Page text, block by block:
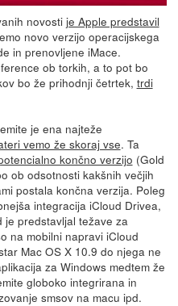
novosti je Apple predstavil
novo verzijo operacijskega
in prenovljene iMace.
ob torkih, a to pot bo
bo že prihodnji četrtek, trdi
je ena najteže
vemo že skoraj vse. Ta
končno verzijo (Gold
ob odsotnosti kakšnih večjih
postala končna verzija. Poleg
integracija iCloud Drivea,
je predstavljal težave za
na mobilni napravi iCloud
Mac OS X 10.9 do njega ne
za Windows medtem že
globoko integrirana in
smsov na macu ipd.